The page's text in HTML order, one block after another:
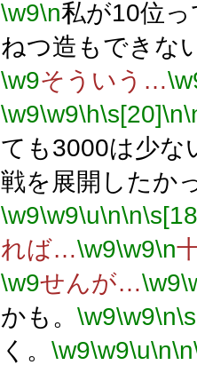
\w9\n私が10位
ねつ造もできな
\w9そういう…
\w9\w9\h\s[20]\n
ても3000は少な
戦を展開したか
\w9\w9\u\n\n
れば…\w9\w9\n
\w9せんが…\w9
かも。 \w9\w9\n
く。 \w9\w9\u\n\n